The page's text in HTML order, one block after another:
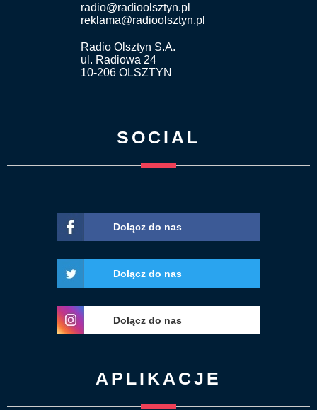
radio@radioolsztyn.pl
reklama@radioolsztyn.pl
Radio Olsztyn S.A.
ul. Radiowa 24
10-206 OLSZTYN
SOCIAL
Dołącz do nas
Dołącz do nas
Dołącz do nas
APLIKACJE